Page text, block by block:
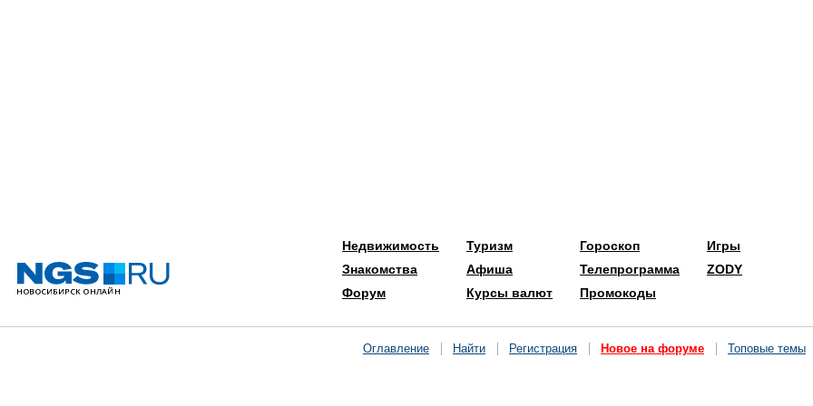
Недвижимость
Знакомства
Форум
Туризм
Афиша
Курсы валют
Гороскоп
Телепрограмма
Промокоды
Игры
ZODY
Оглавление Найти Регистрация Новое на форуме Топовые темы